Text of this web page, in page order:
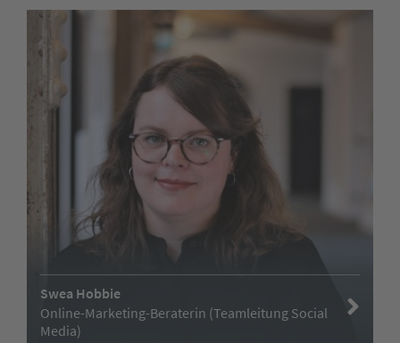
Swea Hobbie
Online-Marketing-Beraterin (Teamleitung Social
Media)